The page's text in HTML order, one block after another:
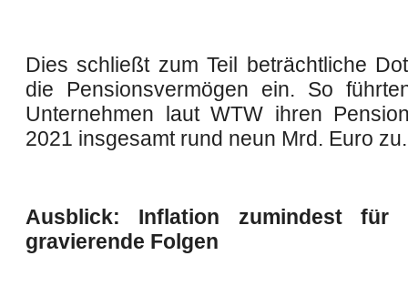
Dies schließt zum Teil beträchtliche
die Pensionsvermögen ein. So
Unternehmen laut WTW ihren
2021 insgesamt rund neun Mrd. Euro zu.
Ausblick: Inflation zumindest für
gravierende Folgen